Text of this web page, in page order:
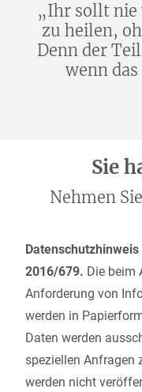
„Ihr sollt nie
zu heilen,
Denn der
wenn
Sie
Nehmen
2016/679. Die beim
Anforderung von
werden in
Daten werden
speziellen Anfragen
werden nicht